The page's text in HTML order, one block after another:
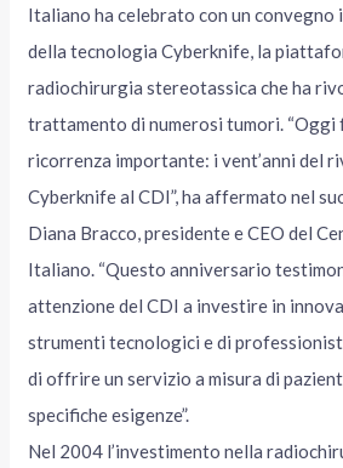
Italiano ha celebrato con un convegno
della tecnologia Cyberknife, la
radiochirurgia stereotassica che ha
trattamento di numerosi tumori. “Oggi
ricorrenza importante: i vent’anni del
Cyberknife al CDI”, ha affermato nel
Diana Bracco, presidente e CEO del
Italiano. “Questo anniversario
attenzione del CDI a investire in
strumenti tecnologici e di professionisti
di offrire un servizio a misura di
specifiche esigenze”.
Nel 2004 l’investimento nella